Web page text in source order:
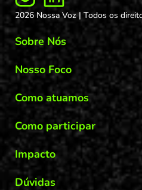
2026 Nossa Voz | Todos os
Sobre Nós
Nosso Foco
Como atuamos
Como participar
Impacto
Dúvidas